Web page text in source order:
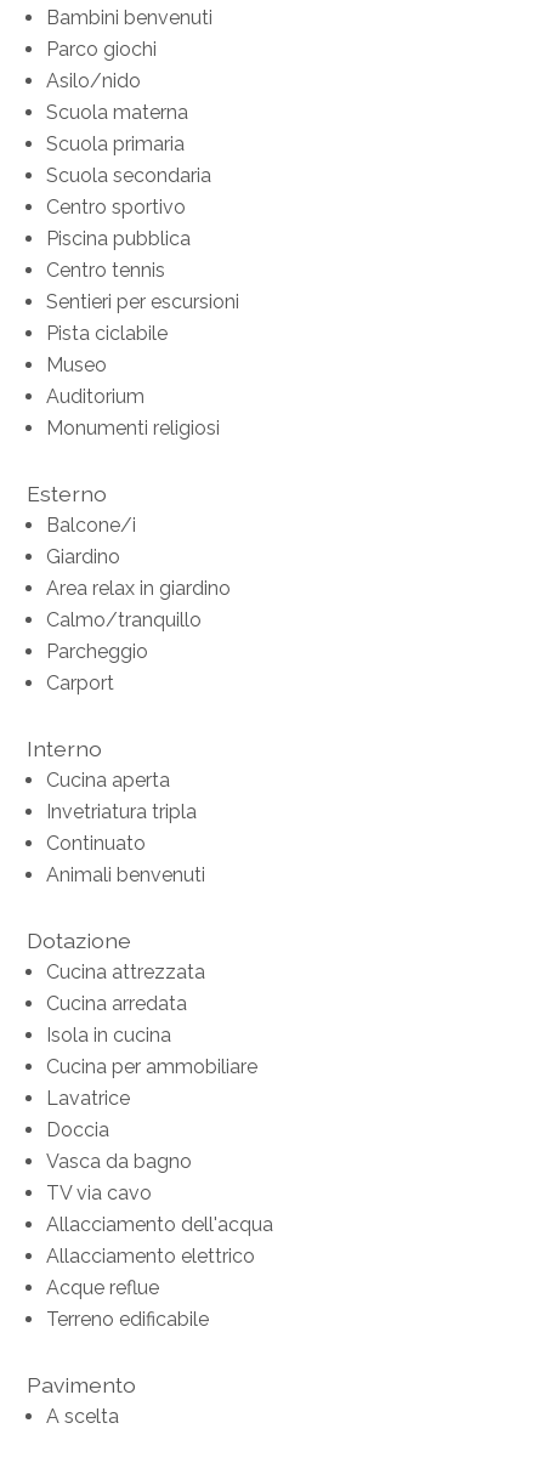
Bambini benvenuti
Parco giochi
Asilo/nido
Scuola materna
Scuola primaria
Scuola secondaria
Centro sportivo
Piscina pubblica
Centro tennis
Sentieri per escursioni
Pista ciclabile
Museo
Auditorium
Monumenti religiosi
Esterno
Balcone/i
Giardino
Area relax in giardino
Calmo/tranquillo
Parcheggio
Carport
Interno
Cucina aperta
Invetriatura tripla
Continuato
Animali benvenuti
Dotazione
Cucina attrezzata
Cucina arredata
Isola in cucina
Cucina per ammobiliare
Lavatrice
Doccia
Vasca da bagno
TV via cavo
Allacciamento dell'acqua
Allacciamento elettrico
Acque reflue
Terreno edificabile
Pavimento
A scelta